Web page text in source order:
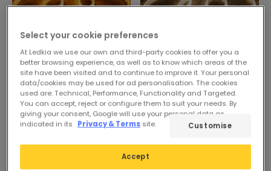
7,99 €
ADVANCED
Led Strip Dimbaar 220V
LED/m 10W/m 1000lm/m
Breedte 12mm te knippen
8,99 €
ESSENTIAL
Led Strip Dimbaar 220V
Wit 8W/m 720lm/m
Breedte 12mm te knippen
Select your cookie preferences
At Ledkia we use our own and third-party cookies to offer you a
better browsing experience, as well as to know which areas of the
site have been visited and to continue to improve it. Your personal
data/cookies may be used for ad personalisation. The cookies
used are: Technical, Performance, Functionality and Targeted.
You can accept, reject or configure them to suit your needs. By
giving your consent, Google will use your personal data as
indicated in its
Privacy & Terms site.
Accept
Customise